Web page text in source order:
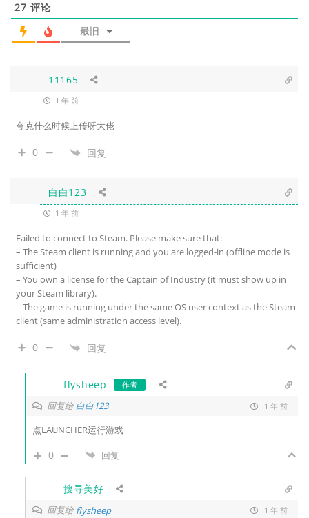
27 评论
最旧
11165
1 年 前
夸克什么时候上传呀大佬
0 回复
白白123
1 年 前
Failed to connect to Steam. Please make sure that:
– The Steam client is running and you are logged-in (offline mode is
sufficient)
– You own a license for the Captain of Industry (it must show up in
your Steam library).
– The game is running under the same OS user context as the Steam
client (same administration access level).
0 回复
flysheep 作者
回复给白白123 1 年 前
点LAUNCHER运行游戏
0 回复
搜寻美好
回复给flysheep 1 年 前